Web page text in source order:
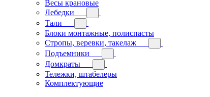
Весы крановые
Лебедки
Тали
Блоки монтажные, полиспасты
Стропы, веревки, такелаж
Подъемники
Домкраты
Тележки, штабелеры
Комплектующие